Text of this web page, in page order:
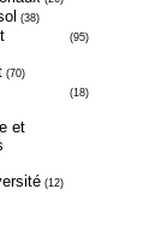
(38)
(95)
(70)
et
(18)
(12)